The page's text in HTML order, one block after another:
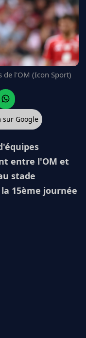
de l'OM (Icon Sport)
sur Google
entre l'OM et
stade
15ème journée